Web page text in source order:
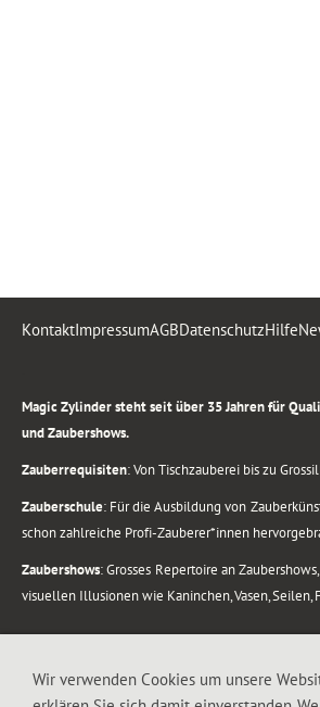
KontaktImpressumAGBDatenschutzHilfe
Magic Zylinder steht seit über 35 Jahren für
und Zaubershows.
Zauberrequisiten: Von Tischzauberei bis zu
Zauberschule: Für die Ausbildung von
schon zahlreiche Profi-Zauberer*innen
Zaubershows: Grosses Repertoire an
visuellen Illusionen wie Kaninchen, Vasen, Seilen,
.
Alle Rechte vorbehalten. © 1988-2026 Magic
Wir verwenden Cookies um unsere